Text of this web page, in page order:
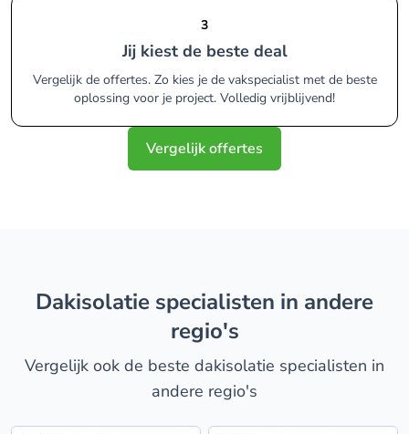
3
Jij kiest de beste deal
Vergelijk de offertes. Zo kies je de vakspecialist met de beste
oplossing voor je project. Volledig vrijblijvend!
Vergelijk offertes
dakisolatie specialisten in andere
regio's
Vergelijk ook de beste dakisolatie specialisten in
andere regio's